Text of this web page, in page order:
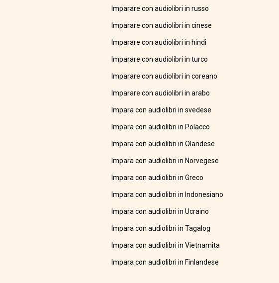
Imparare con audiolibri in russo
Imparare con audiolibri in cinese
Imparare con audiolibri in hindi
Imparare con audiolibri in turco
Imparare con audiolibri in coreano
Imparare con audiolibri in arabo
Impara con audiolibri in svedese
Impara con audiolibri in Polacco
Impara con audiolibri in Olandese
Impara con audiolibri in Norvegese
Impara con audiolibri in Greco
Impara con audiolibri in Indonesiano
Impara con audiolibri in Ucraino
Impara con audiolibri in Tagalog
Impara con audiolibri in Vietnamita
Impara con audiolibri in Finlandese